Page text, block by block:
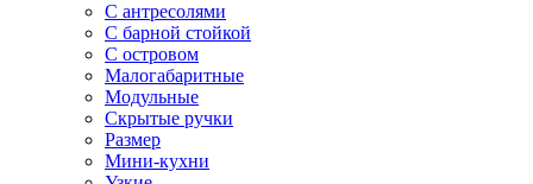
С антресолями
С барной стойкой
С островом
Малогабаритные
Модульные
Скрытые ручки
Размер
Мини-кухни